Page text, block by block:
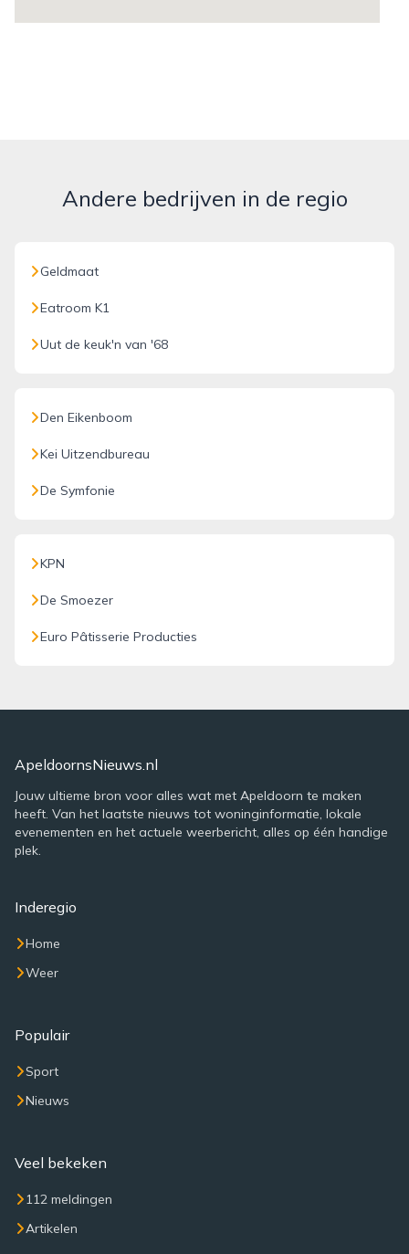
Andere bedrijven in de regio
Geldmaat
Eatroom K1
Uut de keuk'n van '68
Den Eikenboom
Kei Uitzendbureau
De Symfonie
KPN
De Smoezer
Euro Pâtisserie Producties
ApeldoornsNieuws.nl
Jouw ultieme bron voor alles wat met Apeldoorn te maken
heeft. Van het laatste nieuws tot woninginformatie, lokale
evenementen en het actuele weerbericht, alles op één handige
plek.
Inderegio
Home
Weer
Populair
Sport
Nieuws
Veel bekeken
112 meldingen
Artikelen